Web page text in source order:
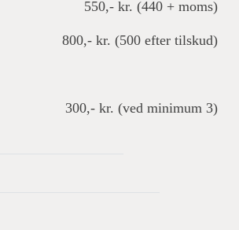
550,- kr. (440 + moms)
800,- kr. (500 efter tilskud)
300,- kr. (ved minimum 3)